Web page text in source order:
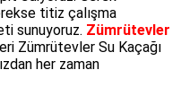
titiz çalışma
sunuyoruz. Zümrütevler
Zümrütevler Su Kaçağı
her zaman